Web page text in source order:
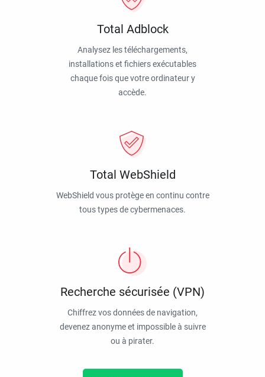
Total Adblock
Analysez les téléchargements,
installations et fichiers exécutables
chaque fois que votre ordinateur y
accède.
Total WebShield
WebShield vous protège en continu contre
tous types de cybermenaces.
Recherche sécurisée (VPN)
Chiffrez vos données de navigation,
devenez anonyme et impossible à suivre
ou à pirater.